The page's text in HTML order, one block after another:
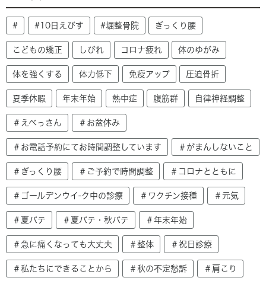
# #10日えびす #堀整骨院 ぎっくり腰
こどもの矯正 しびれ コロナ疲れ 体のゆがみ
体を強くする 体力低下 免疫アップ 圧迫骨折
夏季休暇 年末年始 熱中症 腹筋群 自律神経調整
＃えべっさん ＃お盆休み
＃お電話予約にてお時間調整しています ＃がまんしないこと
＃ぎっくり腰 ＃ご予約で時間調整 ＃コロナとともに
＃ゴールデンウイ-ク中の診療 ＃ワクチン接種 ＃元気
＃夏バテ ＃夏バテ・秋バテ ＃年末年始
＃急に痛くなっても大丈夫 ＃整体 ＃祝日診療
＃私たちにできることから ＃秋の不定愁訴 ＃肩こり